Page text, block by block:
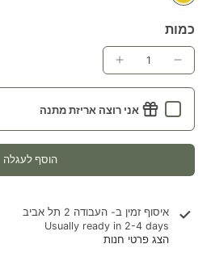
כמות
אני רוצה אריזת מתנה
הוסף לעגלה
איסוף זמין ב- העבודה 2 תל אביב
Usually ready in 2-4 days
הצג פרטי חנות